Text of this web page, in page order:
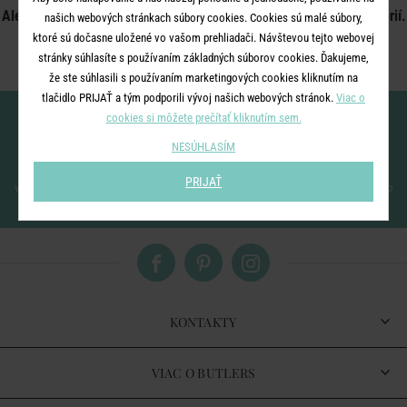
Ale nezúfajte, pripravili sme pre vás rozcestník najbližších kategórií.
Nenechajte si ujsť novinky!
vložením e-mailu súhlasíte so spracovaním osobných údajov
pre zasielanie nášho
newsletteru
KONTAKTY
VIAC O BUTLERS
našich webových stránkach súbory cookies. Cookies sú malé súbory,
ktoré sú dočasne uložené vo vašom prehliadači. Návštevou tejto webovej
stránky súhlasíte s používaním základných súborov cookies. Ďakujeme,
že ste súhlasili s používaním marketingových cookies kliknutím na
tlačidlo PRIJAŤ a tým podporili vývoj našich webových stránok. Viac o
cookies si môžete prečítať kliknutím sem.
NESÚHLASÍM
PRIJAŤ